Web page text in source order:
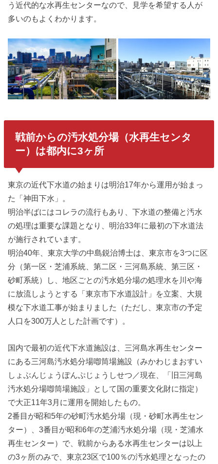
う近代的な水再生センターなので、見学を希望する人が
多いのもよくわかります。
戦前からの汚水処分場（水再生センタ
ー）は都内に3ヶ所
東京の近代下水道の始まりは明治17年から運用が始まっ
た「神田下水」。
明治半ばにはコレラの流行もあり、下水道の整備と汚水
の処理は重要な課題となり、明治33年に最初の下水道法
が施行されています。
明治40年、東京大学の中島鋭治博士は、東京市を3つに区
分（第一区・芝浦系統、第二区・三河島系統、第三区・
砂町系統）し、地区ごとの汚水処分場の処理水を川や海
に放流しようとする「東京市下水道設計」を立案、大規
模な下水道工事が始まりました（ただし、東京市の予定
人口を300万人とした計画です）。
国内で最初の近代下水道施設は、三河島水再生センター
にある三河島汚水処分場喞筒場施設（みかわじまおすい
しょぶんじょうぽんぷじょうしせつ／現在、「旧三河島
汚水処分場喞筒場施設」として国の重要文化財に指定）
で大正11年3月に運用を開始したもの。
2番目が昭和5年の砂町汚水処分場（現・砂町水再生セン
ター）、3番目が昭和6年の芝浦汚水処分場（現・芝浦水
再生センター）で、戦前からある水再生センターは以上
の3ヶ所のみで、東京23区で100％の汚水処理となったの